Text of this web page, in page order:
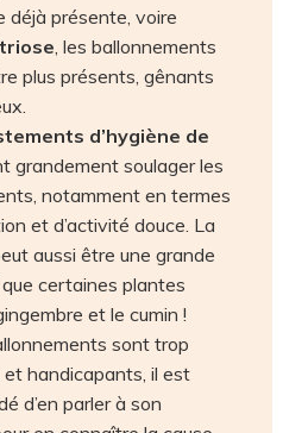
déjà présente, voire
, les ballonnements
plus présents, gênants
d’hygiène de
grandement soulager les
notamment en termes
et d’activité douce. La
aussi être une grande
que certaines plantes
et le cumin !
sont trop
et handicapants, il est
d’en parler à son